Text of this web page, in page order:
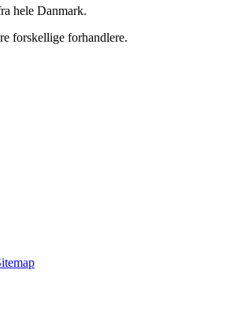
hele Danmark.
forskellige forhandlere.